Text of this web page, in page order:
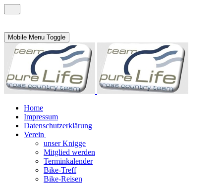
Mobile Menu Toggle
Home
Impressum
Datenschutzerklärung
Verein
unser Knigge
Mitglied werden
Terminkalender
Bike-Treff
Bike-Reisen